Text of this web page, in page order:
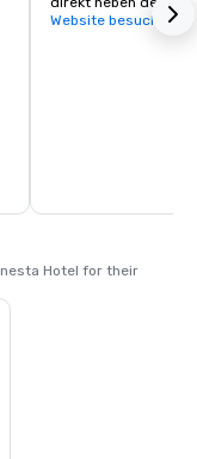
Website besuchen
Hotel for their